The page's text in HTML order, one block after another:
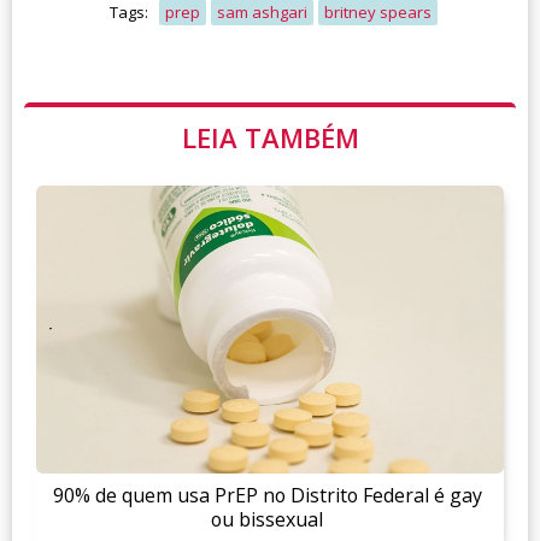
Tags: prep sam ashgari britney spears
LEIA TAMBÉM
90% de quem usa PrEP no Distrito Federal é gay
ou bissexual